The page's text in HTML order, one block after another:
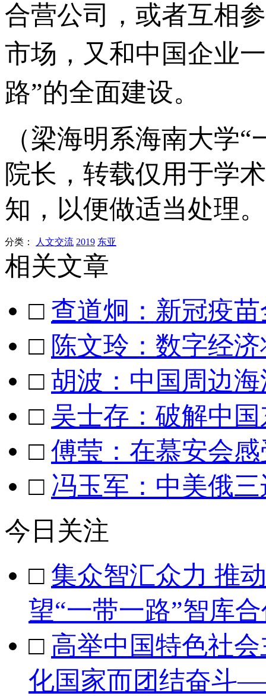
合营公司，或者互相
市场，又和中国企业
路”的全面建设。
（梁海明 系海南大学“
院长 ， 转载仅 用于学
知，以便做适当处理。
分类： 人文交流 2019 东亚
相关文章
□ 查道炯：新冠疫
□ 陈文玲：数字经
□ 胡波：中国周边
□ 吴士存：破解中
□ 傅莹：在慕安会
□ 冯玉军：中美俄
今日关注
□ 集众智汇众力 推
望“一带一路”智库
□ 高举中国特色社
化国家而团结奋斗